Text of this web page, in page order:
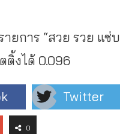
ายการ “สวย รวย แซ่
ติ้งได้ 0.096
Twitter
0